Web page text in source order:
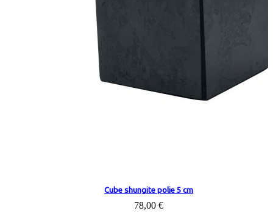
Cube shungite polie 5 cm
78,00 €